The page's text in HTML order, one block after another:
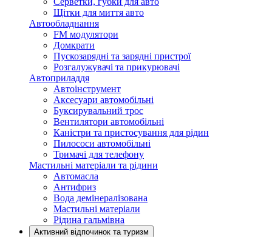
Щітки для миття авто
Автообладнання
FM модулятори
Домкрати
Пускозарядні та зарядні пристрої
Розгалужувачі та прикурювачі
Автоприладдя
Автоінструмент
Аксесуари автомобільні
Буксирувальний трос
Вентилятори автомобільні
Каністри та пристосування для рідин
Пилососи автомобільні
Тримачі для телефону
Мастильні матеріали та рідини
Автомасла
Антифриз
Вода демінералізована
Мастильні матеріали
Рідина гальмівна
Активний відпочинок та туризм